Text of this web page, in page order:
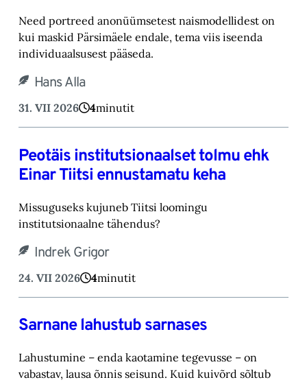
Need portreed anonüümsetest naismodellidest on
kui maskid Pärsimäele endale, tema viis iseenda
individuaalsusest pääseda.
Hans Alla
31. VII 2026 4minutit
Peotäis institutsionaalset tolmu ehk
Einar Tiitsi ennustamatu keha
Missuguseks kujuneb Tiitsi loomingu
institutsionaalne tähendus?
Indrek Grigor
24. VII 2026 4minutit
Sarnane lahustub sarnases
Lahustumine – enda kaotamine tegevusse – on
vabastav, lausa õnnis seisund. Kuid kuivõrd sõltub